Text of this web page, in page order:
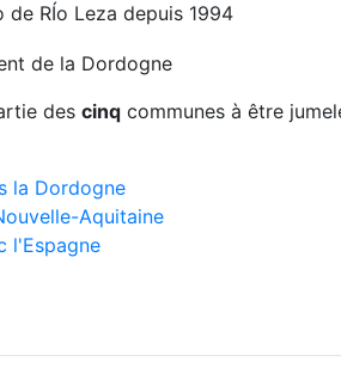
de RÍo Leza depuis 1994
de la Dordogne
des cinq communes à être
la Dordogne
Aquitaine
l'Espagne